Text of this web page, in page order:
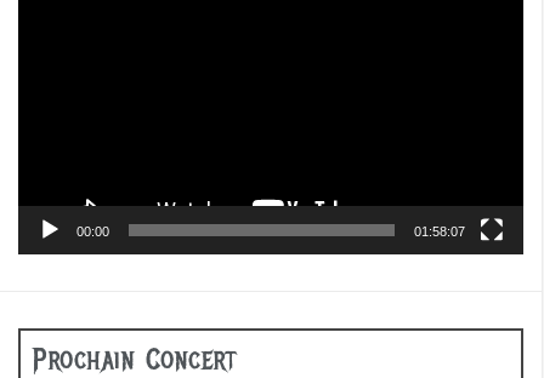
00:00 01:58:07
Prochain Concert